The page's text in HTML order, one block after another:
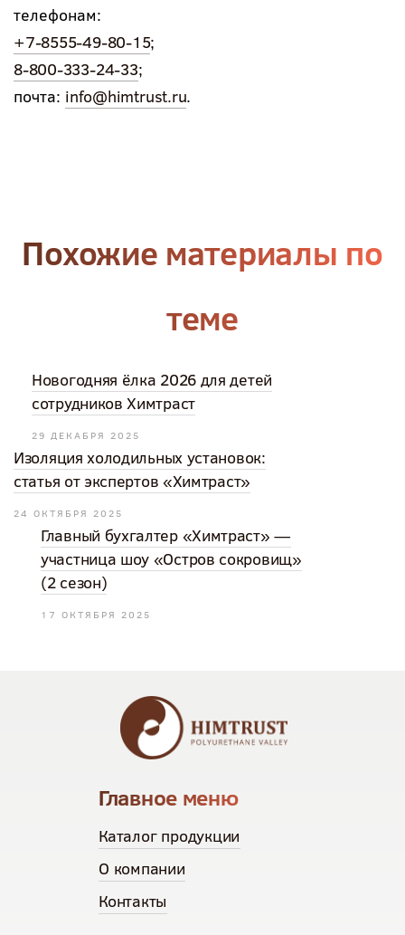
телефонам:
+7-8555-49-80-15;
8-800-333-24-33;
почта: info@himtrust.ru.
Похожие материалы по
теме
Новогодняя ёлка 2026 для детей
сотрудников Химтраст
29 ДЕКАБРЯ 2025
Изоляция холодильных установок:
статья от экспертов «Химтраст»
24 ОКТЯБРЯ 2025
Главный бухгалтер «Химтраст» —
участница шоу «Остров сокровищ»
(2 сезон)
17 ОКТЯБРЯ 2025
Главное меню
Каталог продукции
О компании
Контакты